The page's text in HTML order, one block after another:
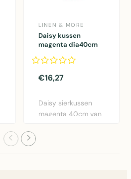
LINEN & MORE
Daisy kussen
magenta dia40cm
€16,27
Daisy sierkussen
magenta 40cm van